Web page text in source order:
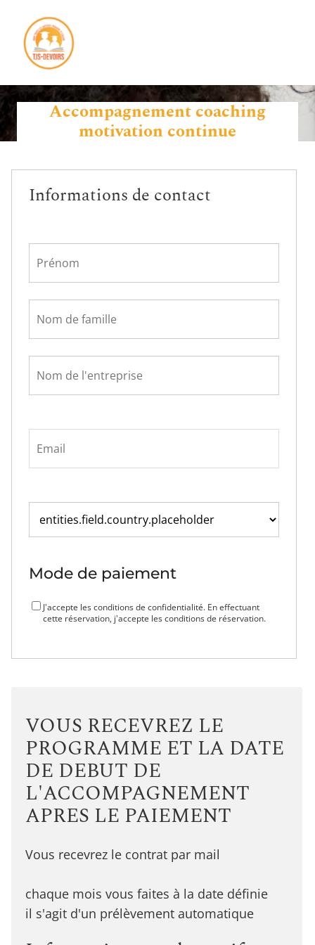
Accompagnement coaching
motivation continue
Informations de contact
Mode de paiement
J'accepte les conditions de confidentialité. En effectuant
cette réservation, j'accepte les conditions de réservation.
VOUS RECEVREZ LE
PROGRAMME ET LA DATE
DE DEBUT DE
L'ACCOMPAGNEMENT
APRES LE PAIEMENT
Vous recevrez le contrat par mail
chaque mois vous faites à la date définie
il s'agit d'un prélèvement automatique